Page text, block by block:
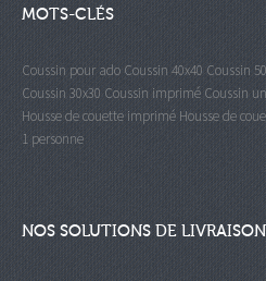
MOTS-CLÉS
Coussin pour ado Coussin 40x40 Coussin
Coussin 30x30 Coussin imprimé Coussin
Housse de couette imprimé Housse de
1 personne
NOS SOLUTIONS DE LIVRAISON